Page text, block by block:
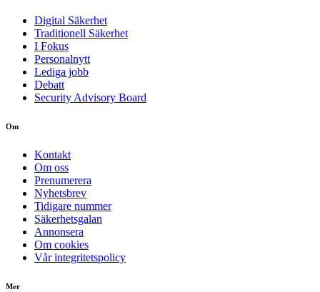
Digital Säkerhet
Traditionell Säkerhet
I Fokus
Personalnytt
Lediga jobb
Debatt
Security Advisory Board
Om
Kontakt
Om oss
Prenumerera
Nyhetsbrev
Tidigare nummer
Säkerhetsgalan
Annonsera
Om cookies
Vår integritetspolicy
Mer